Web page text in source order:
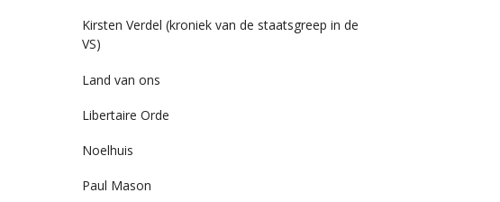
Kirsten Verdel (kroniek van de staatsgreep in de
VS)
Land van ons
Libertaire Orde
Noelhuis
Paul Mason